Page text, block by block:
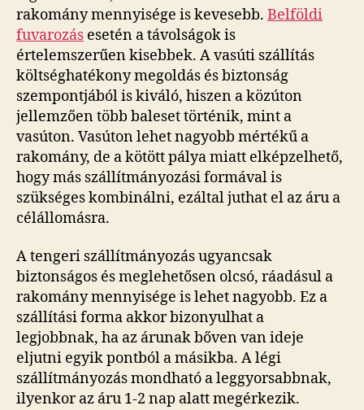
rakomány mennyisége is kevesebb. Belföldi
fuvarozás esetén a távolságok is
értelemszerűen kisebbek. A vasúti szállítás
költséghatékony megoldás és biztonság
szempontjából is kiváló, hiszen a közúton
jellemzően több baleset történik, mint a
vasúton. Vasúton lehet nagyobb mértékű a
rakomány, de a kötött pálya miatt elképzelhető,
hogy más szállítmányozási formával is
szükséges kombinálni, ezáltal juthat el az áru a
célállomásra.
A tengeri szállítmányozás ugyancsak
biztonságos és meglehetősen olcsó, ráadásul a
rakomány mennyisége is lehet nagyobb. Ez a
szállítási forma akkor bizonyulhat a
legjobbnak, ha az árunak bőven van ideje
eljutni egyik pontból a másikba. A légi
szállítmányozás mondható a leggyorsabbnak,
ilyenkor az áru 1-2 nap alatt megérkezik.